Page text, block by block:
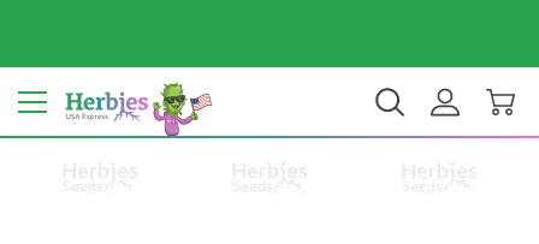
Tu país: Estados Unidos $ USD ES